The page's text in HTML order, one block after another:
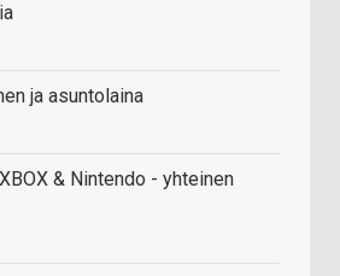
ja asuntolaina
& Nintendo - yhteinen